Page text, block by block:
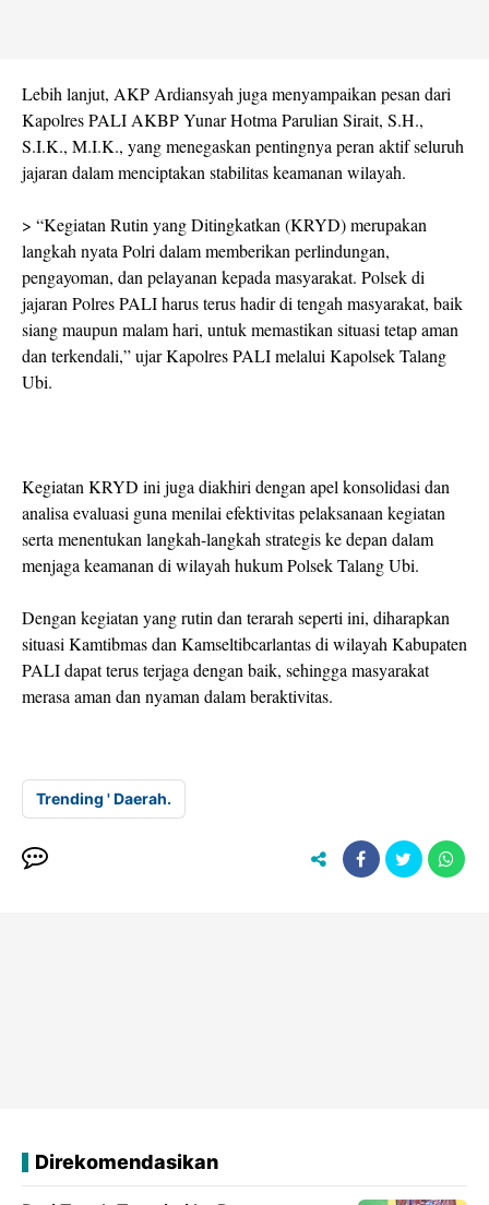
Lebih lanjut, AKP Ardiansyah juga menyampaikan pesan dari
Kapolres PALI AKBP Yunar Hotma Parulian Sirait, S.H.,
S.I.K., M.I.K., yang menegaskan pentingnya peran aktif seluruh
jajaran dalam menciptakan stabilitas keamanan wilayah.
> “Kegiatan Rutin yang Ditingkatkan (KRYD) merupakan
langkah nyata Polri dalam memberikan perlindungan,
pengayoman, dan pelayanan kepada masyarakat. Polsek di
jajaran Polres PALI harus terus hadir di tengah masyarakat, baik
siang maupun malam hari, untuk memastikan situasi tetap aman
dan terkendali,” ujar Kapolres PALI melalui Kapolsek Talang
Ubi.
Kegiatan KRYD ini juga diakhiri dengan apel konsolidasi dan
analisa evaluasi guna menilai efektivitas pelaksanaan kegiatan
serta menentukan langkah-langkah strategis ke depan dalam
menjaga keamanan di wilayah hukum Polsek Talang Ubi.
Dengan kegiatan yang rutin dan terarah seperti ini, diharapkan
situasi Kamtibmas dan Kamseltibcarlantas di wilayah Kabupaten
PALI dapat terus terjaga dengan baik, sehingga masyarakat
merasa aman dan nyaman dalam beraktivitas.
Trending ' Daerah.
Direkomendasikan